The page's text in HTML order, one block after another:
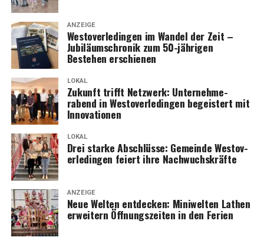
ANZEIGE
Wes­t­ov­er­le­din­gen im Wan­del der Zeit –
Jubi­lä­umschro­nik zum 50-jäh­ri­gen
Bestehen erschienen
LOKAL
Zukunft trifft Netz­werk: Unter­neh­me­
rabend in Wes­t­ov­er­le­din­gen begeis­tert mit
Innovationen
LOKAL
Drei star­ke Abschlüs­se: Gemein­de Wes­t­ov­
er­le­din­gen fei­ert ihre Nachwuchskräfte
ANZEIGE
Neue Wel­ten ent­de­cken: Mini­wel­ten Lathen
erwei­tern Öff­nungs­zei­ten in den Ferien